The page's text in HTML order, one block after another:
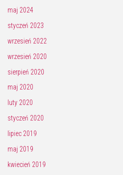
maj 2024
styczeń 2023
wrzesień 2022
wrzesień 2020
sierpień 2020
maj 2020
luty 2020
styczeń 2020
lipiec 2019
maj 2019
kwiecień 2019